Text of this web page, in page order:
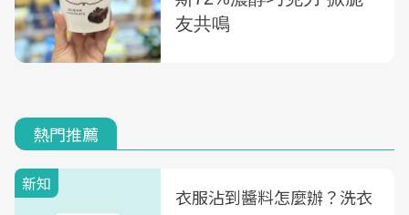
熱門推薦
新知
衣服沾到醬料怎麼辦？洗衣